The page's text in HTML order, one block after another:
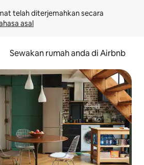
telah diterjemahkan secara
asal
Sewakan rumah anda di Airbnb